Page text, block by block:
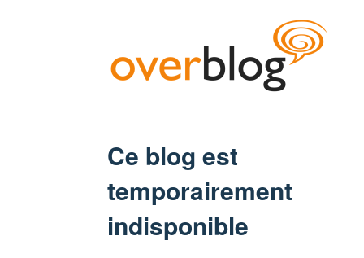
Ce blog est
temporairement
indisponible